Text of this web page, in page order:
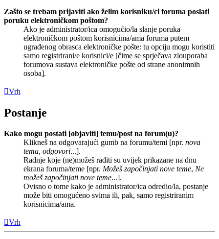
Zašto se trebam prijaviti ako želim korisniku/ci foruma poslati
poruku elektroničkom poštom?
Ako je administrator/ica omogućio/la slanje poruka
elektroničkom poštom korisnicima/ama foruma putem
ugrađenog obrasca elektroničke pošte: tu opciju mogu koristiti
samo registrirani/e korisnici/e [čime se sprječava zlouporaba
forumova sustava elektroničke pošte od strane anonimnih
osoba].
Vrh
Postanje
Kako mogu postati [objaviti] temu/post na forum(u)?
Klikneš na odgovarajući gumb na forumu/temi [npr. nova
tema, odgovori...].
Radnje koje (ne)možeš raditi su uvijek prikazane na dnu
ekrana foruma/teme [npr. Možeš započinjati nove teme, Ne
možeš započinjati nove teme...].
Ovisno o tome kako je administrator/ica odredio/la, postanje
može biti omogućeno svima ili, pak, samo registriranim
korisnicima/ama.
Vrh